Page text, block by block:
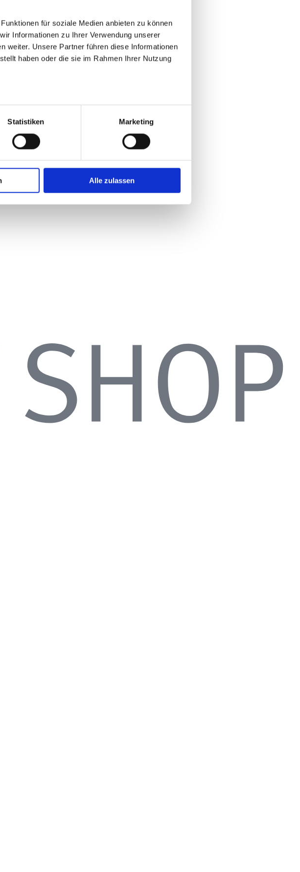
für soziale Medien anbieten zu können
Informationen zu Ihrer Verwendung unserer
weiter. Unsere Partner führen diese Informationen
haben oder die sie im Rahmen Ihrer Nutzung
Statistiken Marketing
Alle zulassen